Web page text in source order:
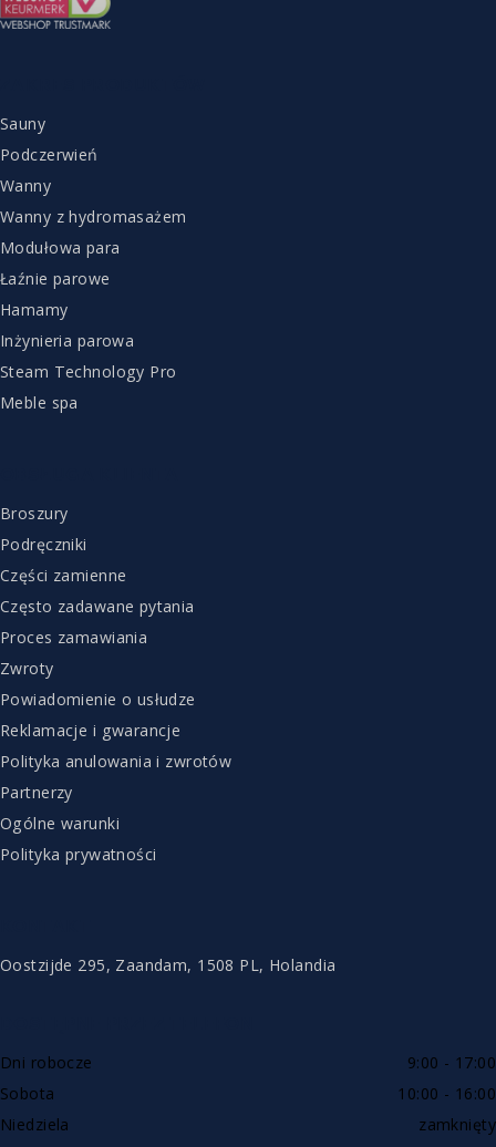
Sauny
Podczerwień
Wanny
Wanny z hydromasażem
Modułowa para
Łaźnie parowe
Hamamy
Inżynieria parowa
Steam Technology Pro
Meble spa
Broszury
Podręczniki
Części zamienne
Często zadawane pytania
Proces zamawiania
Zwroty
Powiadomienie o usłudze
Reklamacje i gwarancje
Polityka anulowania i zwrotów
Partnerzy
Ogólne warunki
Polityka prywatności
Oostzijde 295, Zaandam, 1508 PL, Holandia
Dni robocze
9:00 - 17:00
Sobota
10:00 - 16:00
Niedziela
zamknięty